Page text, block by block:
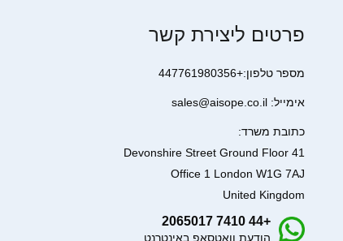
פרטים ליצירת קשר
מספר טלפון:+447761980356
אימייל: sales@aisope.co.il
כתובת משרד:
41 Devonshire Street Ground Floor
Office 1 London W1G 7AJ
United Kingdom
+44 7410 2065017
הודעת וואטסאפ באינטרנט